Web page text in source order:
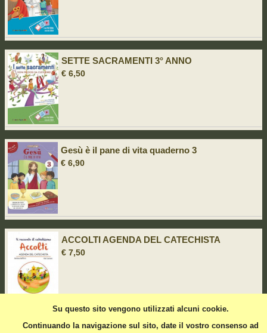
Su questo sito vengono utilizzati alcuni cookie.
Continuando la navigazione sul sito, date il vostro consenso ad
SETTE SACRAMENTI 3° ANNO
€ 6,50
Gesù è il pane di vita quaderno 3
€ 6,90
ACCOLTI AGENDA DEL CATECHISTA
€ 7,50